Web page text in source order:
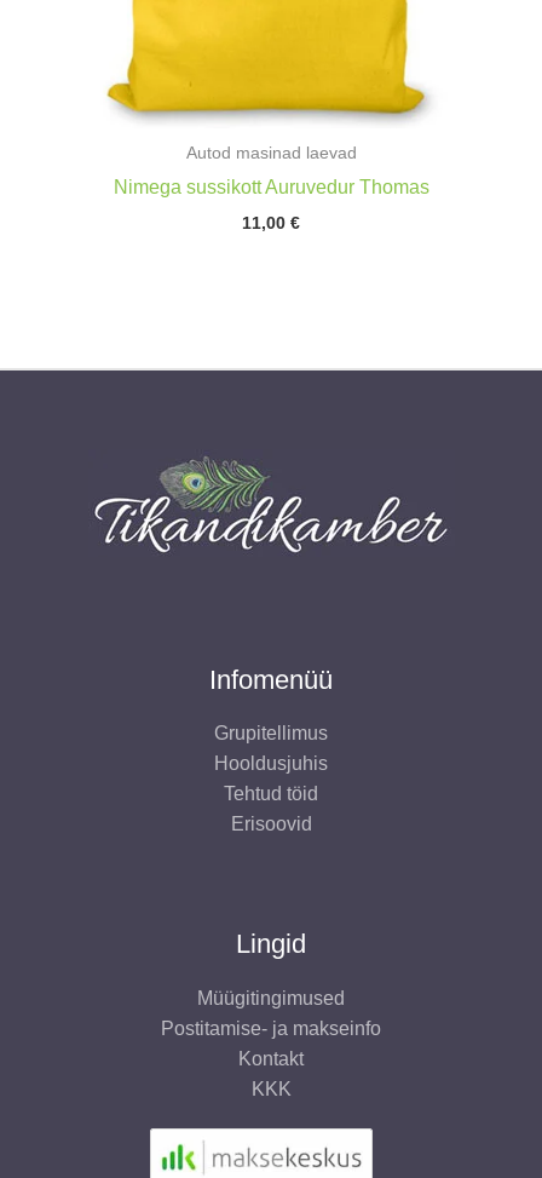
Autod masinad laevad
Nimega sussikott Auruvedur Thomas
11,00 €
Infomenüü
Grupitellimus
Hooldusjuhis
Tehtud töid
Erisoovid
Lingid
Müügitingimused
Postitamise- ja makseinfo
Kontakt
KKK